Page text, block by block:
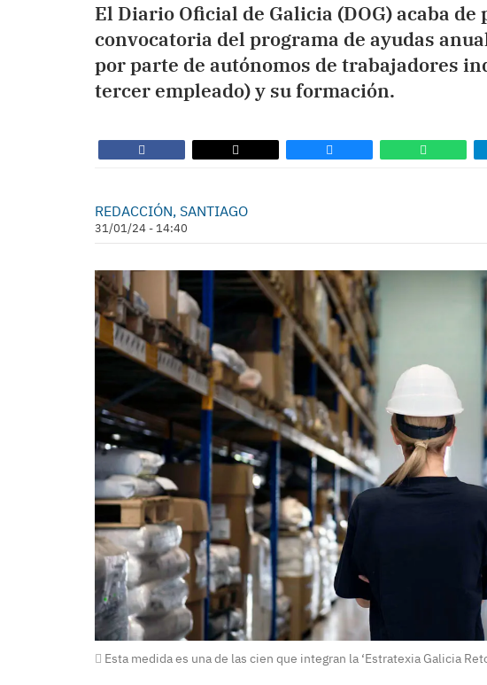
El Diario Oficial de Galicia (DOG) acaba
convocatoria del programa de ayudas
por parte de autónomos de trabajadores
tercer empleado) y su formación.
REDACCIÓN, SANTIAGO
31/01/24 - 14:40
Esta medida es una de las cien que integran la ‘Estratexia Galicia